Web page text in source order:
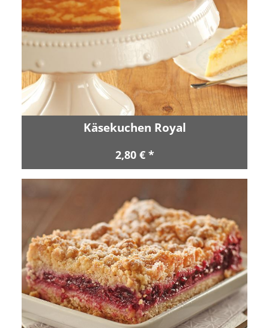
Käsekuchen Royal
2,80 € *